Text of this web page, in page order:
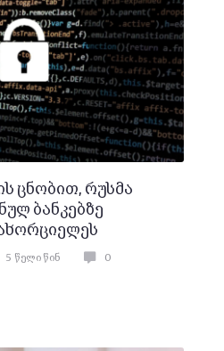
ცნობით, რუსმა
ბანკებზე
5 წელი წინ 0